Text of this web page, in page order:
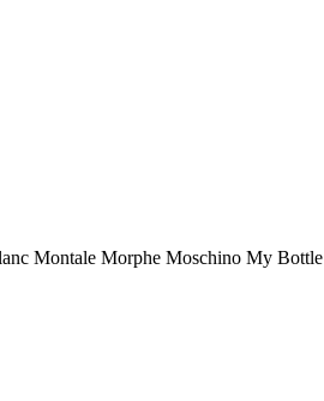
Montale Morphe Moschino My Bottle